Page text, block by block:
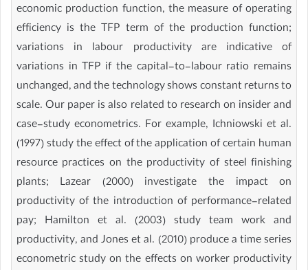
economic production function, the measure of operating
efficiency is the TFP term of the production function;
variations in labour productivity are indicative of
variations in TFP if the capital-to-labour ratio remains
unchanged, and the technology shows constant returns to
scale. Our paper is also related to research on insider and
case-study econometrics. For example, Ichniowski et al.
(1997) study the effect of the application of certain human
resource practices on the productivity of steel finishing
plants; Lazear (2000) investigate the impact on
productivity of the introduction of performance-related
pay; Hamilton et al. (2003) study team work and
productivity, and Jones et al. (2010) produce a time series
econometric study on the effects on worker productivity